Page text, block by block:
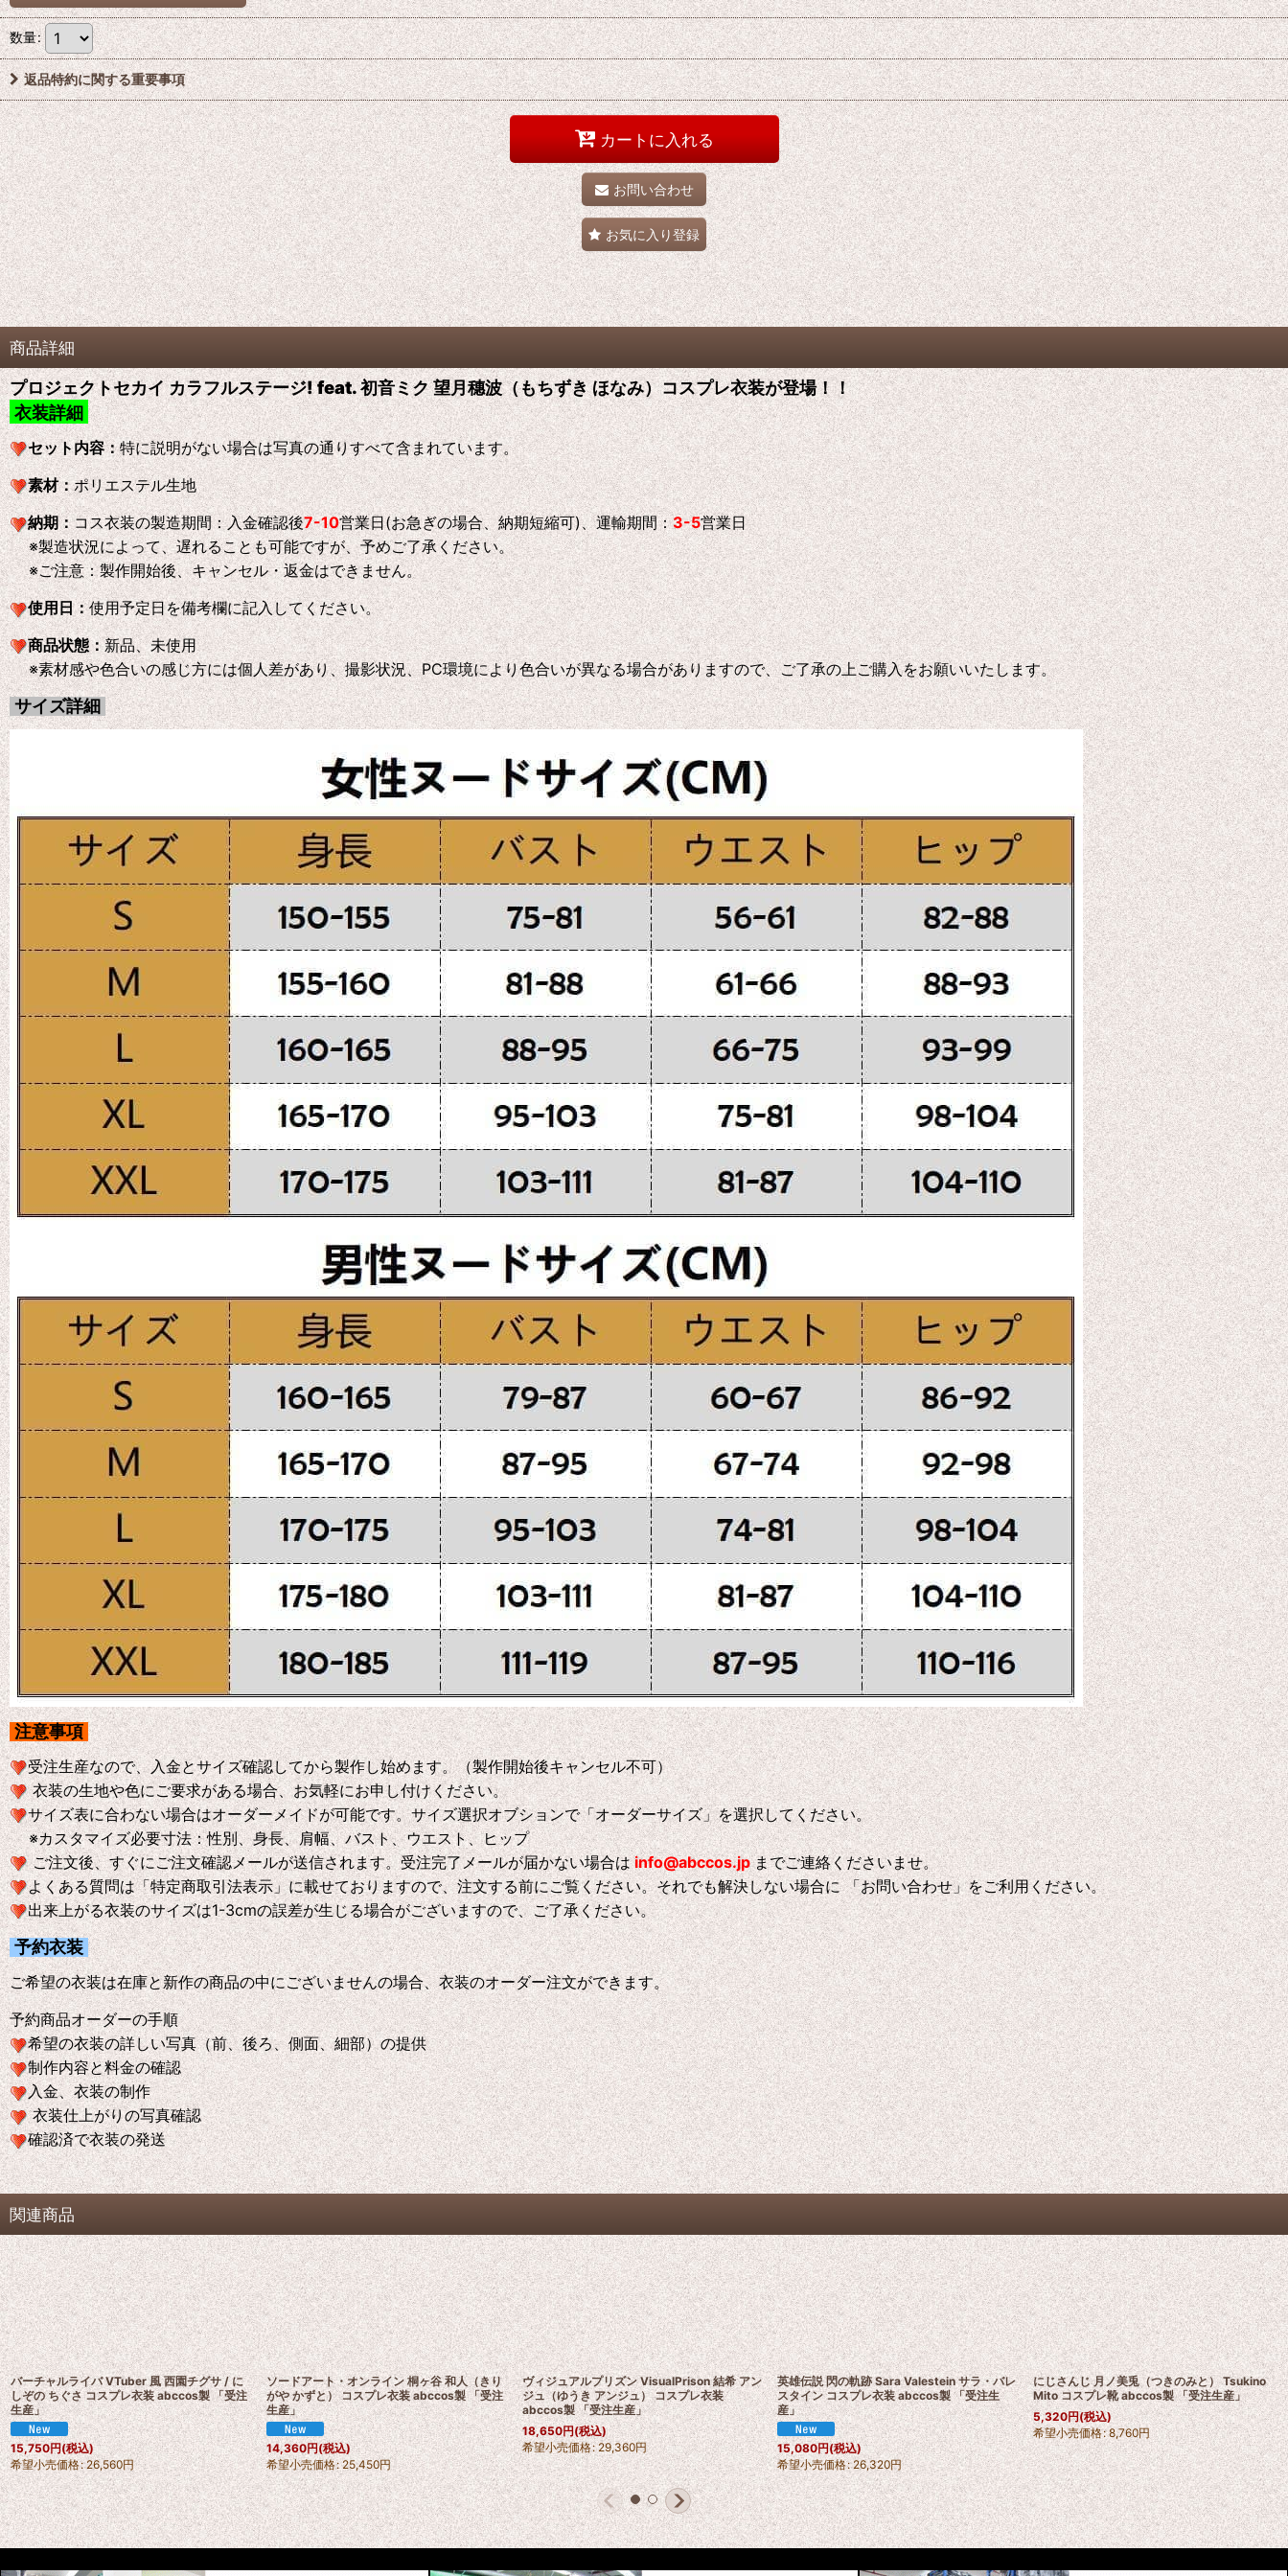
数量:
返品特約に関する重要事項
カートに入れる
お問い合わせ
お気に入り登録
商品詳細
プロジェクトセカイ カラフルステージ! feat. 初音ミク 望月穗波（もちずき ほなみ）コスプレ衣装が登場！！
衣装詳細
セット内容：特に説明がない場合は写真の通りすべて含まれています。
素材：ポリエステル生地
納期：コス衣装の製造期間：入金確認後7-10営業日(お急ぎの場合、納期短縮可)、運輸期間：3-5営業日
※製造状況によって、遅れることも可能ですが、予めご了承ください。
※ご注意：製作開始後、キャンセル・返金はできません。
使用日：使用予定日を備考欄に記入してください。
商品状態：新品、未使用
※素材感や色合いの感じ方には個人差があり、撮影状況、PC環境により色合いが異なる場合がありますので、ご了承の上ご購入をお願いいたします。
サイズ詳細
注意事項
受注生産なので、入金とサイズ確認してから製作し始めます。（製作開始後キャンセル不可）
衣装の生地や色にご要求がある場合、お気軽にお申し付けください。
サイズ表に合わない場合はオーダーメイドが可能です。サイズ選択オブションで「オーダーサイズ」を選択してください。
※カスタマイズ必要寸法：性別、身長、肩幅、バスト、ウエスト、ヒップ
ご注文後、すぐにご注文確認メールが送信されます。受注完了メールが届かない場合はinfo@abccos.jp までご連絡くださいませ。
よくある質問は「特定商取引法表示」に載せておりますので、注文する前にご覧ください。それでも解決しない場合に 「お問い合わせ」をご利用ください。
出来上がる衣装のサイズは1-3cmの誤差が生じる場合がございますので、ご了承ください。
予約衣装
ご希望の衣装は在庫と新作の商品の中にございませんの場合、衣装のオーダー注文ができます。
予約商品オーダーの手順
希望の衣装の詳しい写真（前、後ろ、側面、細部）の提供
制作内容と料金の確認
入金、衣装の制作
衣装仕上がりの写真確認
確認済で衣装の発送
関連商品
バーチャルライバ VTuber 風 西園チグサ / に
しぞの ちぐさ コスプレ衣装 abccos製 「受注
生産」
15,750円(税込)
希望小売価格: 26,560円
ソードアート・オンライン 桐ヶ谷 和人（きり
がや かずと） コスプレ衣装 abccos製 「受注
生産」
14,360円(税込)
希望小売価格: 25,450円
ヴィジュアルプリズン VisualPrison 結希 アン
ジュ（ゆうき アンジュ） コスプレ衣装
abccos製 「受注生産」
18,650円(税込)
希望小売価格: 29,360円
英雄伝説 閃の軌跡 Sara Valestein サラ・バレ
スタイン コスプレ衣装 abccos製 「受注生
産」
15,080円(税込)
希望小売価格: 26,320円
にじさんじ 月ノ美兎（つきのみと） Tsukino
Mito コスプレ靴 abccos製 「受注生産」
5,320円(税込)
希望小売価格: 8,760円